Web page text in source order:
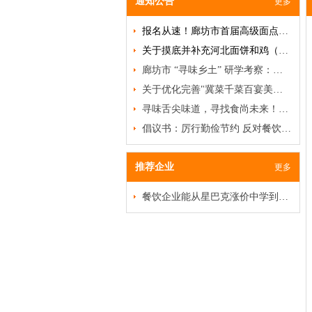
报名从速！廊坊市首届高级面点研修班即将开班！
关于摸底并补充河北面饼和鸡（禽）类名品、名吃、名菜的通知
廊坊市 “寻味乡土” 研学考察：破局餐饮低迷，挖掘乡土菜商机
关于优化完善"冀菜千菜百宴美食名录"及甄选推荐"河北冀菜百菜百品"活动的通知
寻味舌尖味道，寻找食尚未来！特色食材品鉴沙龙邀您赴约
倡议书：厉行勤俭节约 反对餐饮浪费
推荐企业 更多
餐饮企业能从星巴克涨价中学到什么？